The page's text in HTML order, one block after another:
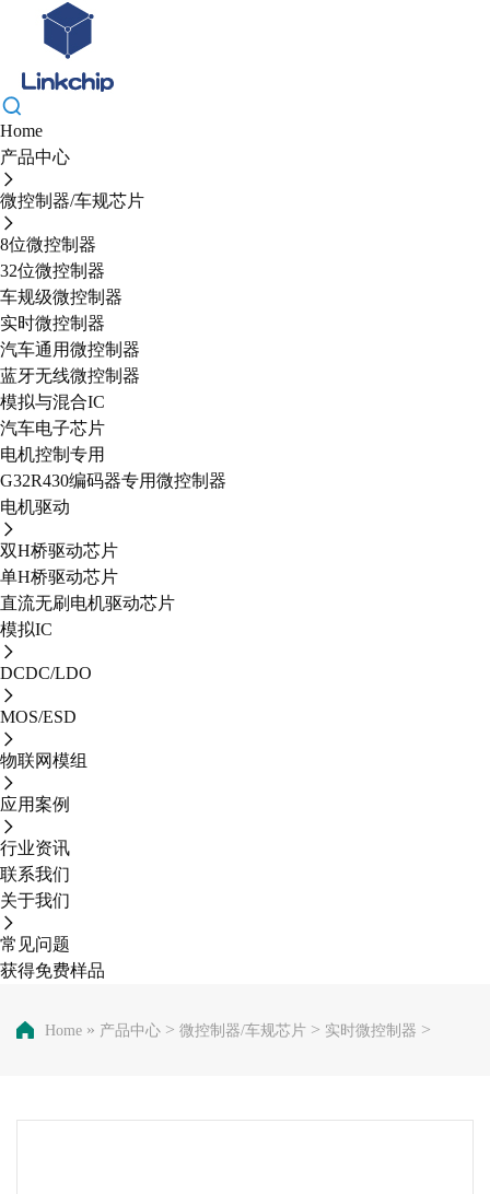
Home
产品中心
微控制器/车规芯片
8位微控制器
32位微控制器
车规级微控制器
实时微控制器
汽车通用微控制器
蓝牙无线微控制器
模拟与混合IC
汽车电子芯片
电机控制专用
G32R430编码器专用微控制器
电机驱动
双H桥驱动芯片
单H桥驱动芯片
直流无刷电机驱动芯片
模拟IC
DCDC/LDO
MOS/ESD
物联网模组
应用案例
行业资讯
联系我们
关于我们
常见问题
获得免费样品
Home » 产品中心 > 微控制器/车规芯片 > 实时微控制器 >